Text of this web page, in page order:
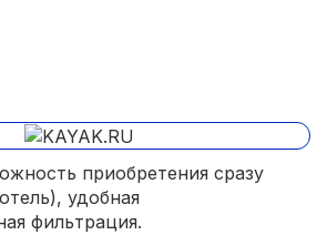
приобретения сразу
удобная
фильтрация.